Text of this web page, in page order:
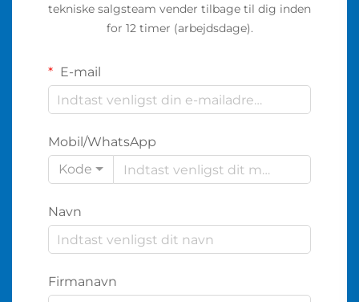
tekniske salgsteam vender tilbage til dig inden
for 12 timer (arbejdsdage).
E-mail
Mobil/WhatsApp
Kode
Navn
Firmanavn